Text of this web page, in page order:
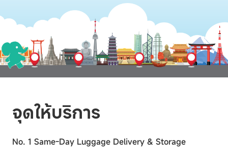
จุดให้บริการ
No. 1 Same-Day Luggage Delivery & Storage